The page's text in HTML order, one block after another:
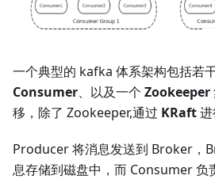
一个典型的 kafka 体系架构包括若
Consumer、以及一个 Zookeeper
移，除了 Zookeeper,通过 KRaft进
Producer 将消息发送到 Broker，
息存储到磁盘中，而 Consumer 负